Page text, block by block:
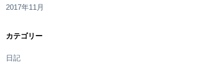
2017年11月
カテゴリー
日記